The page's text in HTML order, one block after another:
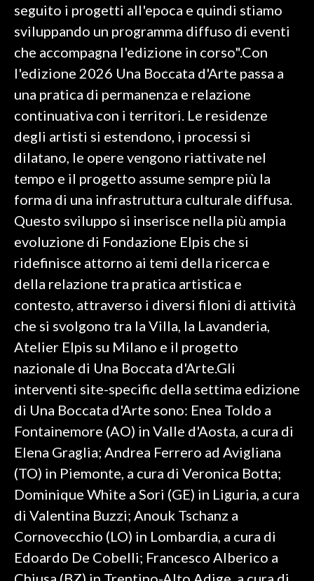
seguito i progetti all'epoca e quindi stiamo
sviluppando un programma diffuso di eventi
che accompagna l'edizione in corso".Con
l'edizione 2026 Una Boccata d'Arte passa a
una pratica di permanenza e relazione
continuativa con i territori. Le residenze
degli artisti si estendono, i processi si
dilatano, le opere vengono riattivate nel
tempo e il progetto assume sempre più la
forma di una infrastruttura culturale diffusa.
Questo sviluppo si inserisce nella più ampia
evoluzione di Fondazione Elpis che si
ridefinisce attorno ai temi della ricerca e
della relazione tra pratica artistica e
contesto, attraverso i diversi filoni di attività
che si svolgono tra la Villa, la Lavanderia,
Atelier Elpis su Milano e il progetto
nazionale di Una Boccata d'Arte.Gli
interventi site-specific della settima edizione
di Una Boccata d'Arte sono: Enea Toldo a
Fontainemore (AO) in Valle d'Aosta, a cura di
Elena Graglia; Andrea Ferrero ad Avigliana
(TO) in Piemonte, a cura di Veronica Botta;
Dominique White a Sori (GE) in Liguria, a cura
di Valentina Buzzi; Anouk Tschanz a
Cornovecchio (LO) in Lombardia, a cura di
Edoardo De Cobelli; Francesco Alberico a